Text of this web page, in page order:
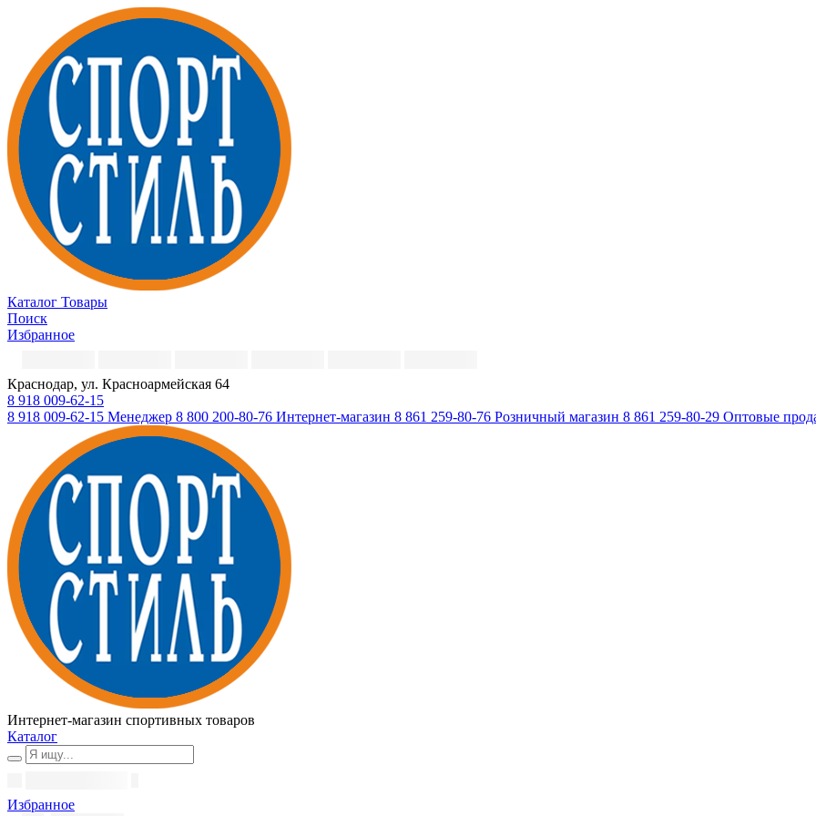
Каталог Товары
Поиск
Избранное
Краснодар, ул. Красноармейская 64
8 918 009-62-15
8 918 009-62-15 Менеджер 8 800 200-80-76 Интернет-магазин 8 861 259-80-76 Розничный магазин 8 861 259-80-29 Оптовые
Интернет-магазин спортивных товаров
Каталог
Избранное